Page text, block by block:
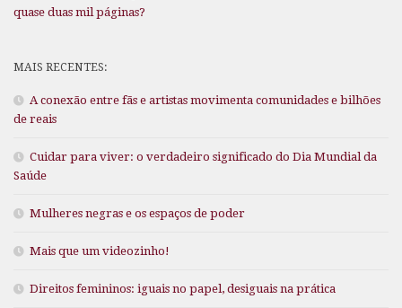
quase duas mil páginas?
MAIS RECENTES:
A conexão entre fãs e artistas movimenta comunidades e bilhões
de reais
Cuidar para viver: o verdadeiro significado do Dia Mundial da
Saúde
Mulheres negras e os espaços de poder
Mais que um videozinho!
Direitos femininos: iguais no papel, desiguais na prática